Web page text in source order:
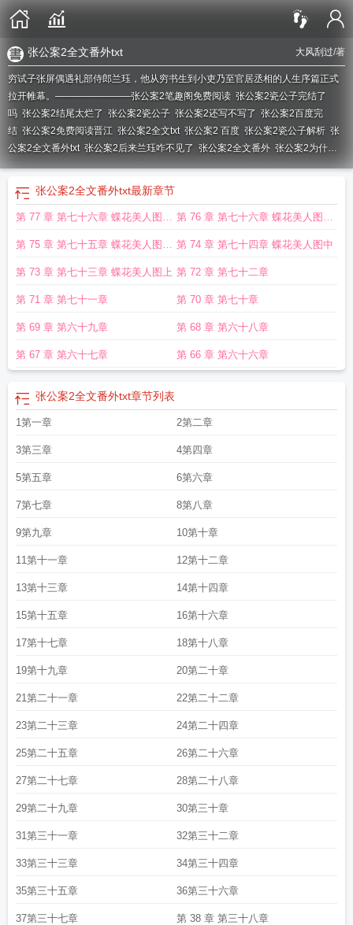
大风刮过/著
张公案2全文番外txt
穷试子张屏偶遇礼部侍郎兰珏，他从穷书生到小吏乃至官居丞相的人生序篇正式
拉开帷幕。————————张公案2笔趣阁免费阅读 张公案2瓷公子完结了
吗 张公案2结尾太烂了 张公案2瓷公子 张公案2还写不写了 张公案2百度完
结 张公案2免费阅读晋江 张公案2全文txt 张公案2 百度 张公案2瓷公子解析 张
公案2全文番外txt 张公案2后来兰珏咋不见了 张公案2全文番外 张公案2为什么
没完结张公案张公案2全集加番外txt张公案2txt张公案2最新章节张公案2
张公案2全集百度 张公案2完结版免费阅读
江文学
刮过张公案2在线阅读 张公案2百度TXT张公案2晋江文学城 张公案2大风刮
放张公案by大风刮过讲的什么张公案2咋不写了 张公案2中辜清章亲吻张屏了
吗张公案2番外二世祖
张公案2全文番外txt最新章节
第 77 章 第七十六章 蝶花美人图下
二
第 76 章 第七十六章 蝶花美人图下
二
第 75 章 第七十五章 蝶花美人图下
一
第 74 章 第七十四章 蝶花美人图中
第 73 章 第七十三章 蝶花美人图上 第 72 章 第七十二章
第 71 章 第七十一章 第 70 章 第七十章
第 69 章 第六十九章 第 68 章 第六十八章
第 67 章 第六十七章 第 66 章 第六十六章
张公案2全文番外txt章节列表
1第一章 2第二章
3第三章 4第四章
5第五章 6第六章
7第七章 8第八章
9第九章 10第十章
11第十一章 12第十二章
13第十三章 14第十四章
15第十五章 16第十六章
17第十七章 18第十八章
19第十九章 20第二十章
21第二十一章 22第二十二章
23第二十三章 24第二十四章
25第二十五章 26第二十六章
27第二十七章 28第二十八章
29第二十九章 30第三十章
31第三十一章 32第三十二章
33第三十三章 34第三十四章
35第三十五章 36第三十六章
37第三十七章 第 38 章 第三十八章